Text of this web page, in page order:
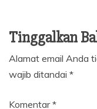
Tinggalkan
Alamat email Anda
wajib ditandai *
Komentar*